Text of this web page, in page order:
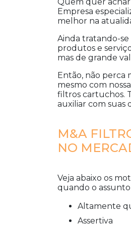
Empresa
melhor na
Ainda tratando-se
produtos e
mas de grande
Então, não perca
mesmo com
filtros cartuchos.
auxiliar com suas
M&A
NO
Veja abaixo os
quando o
altamente
assertiva